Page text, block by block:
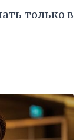
только в